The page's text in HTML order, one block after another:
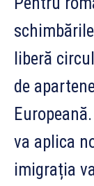
liberă
de
va aplica
imigrația